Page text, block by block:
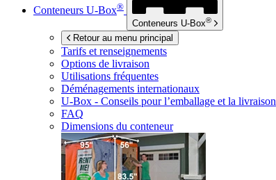
Conteneurs U-Box®
Conteneurs U-Box®
Retour au menu principal
Tarifs et renseignements
Options de livraison
Utilisations fréquentes
Déménagements internationaux
U-Box - Conseils pour l’emballage et la livraison
FAQ
Dimensions du conteneur